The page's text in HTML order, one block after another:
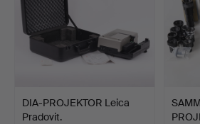
DIA-PROJEKTOR Leica
Pradovit.